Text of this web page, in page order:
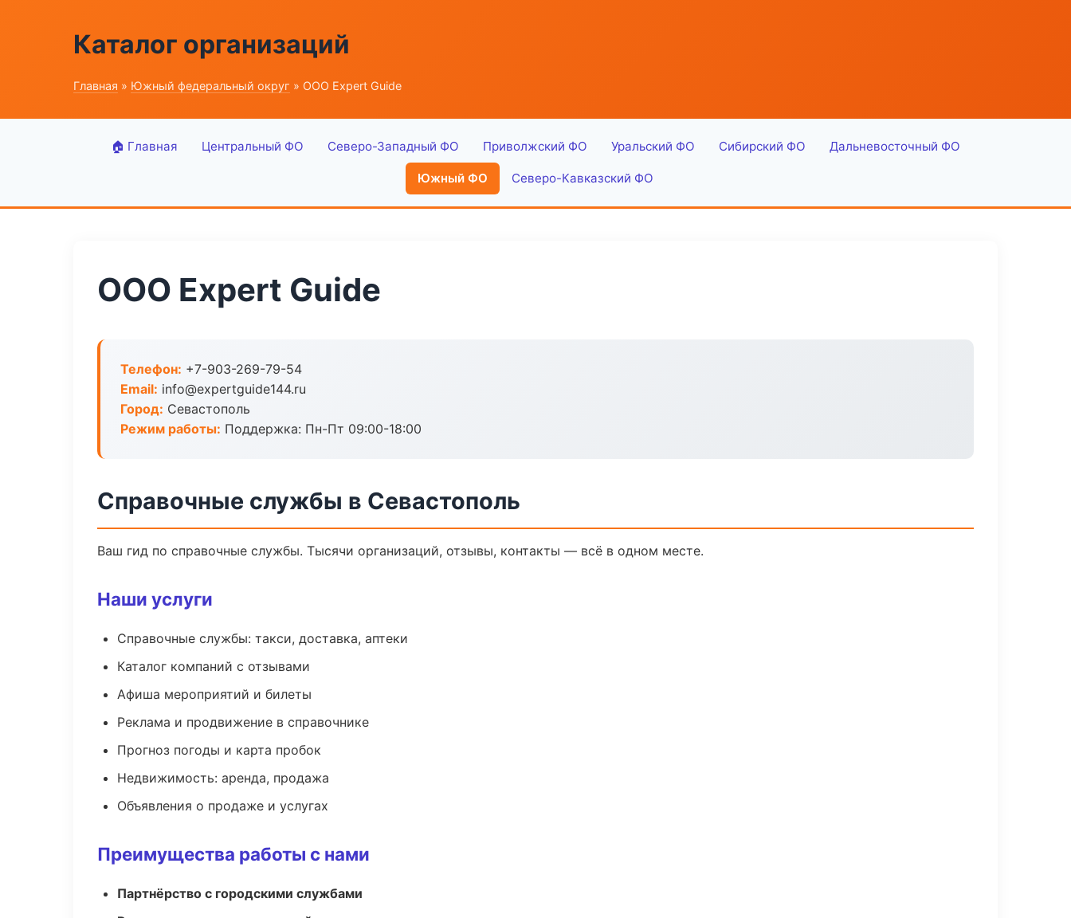
Каталог организаций
Главная » Южный федеральный округ » ООО Expert Guide
🏠 Главная Центральный ФО Северо-Западный ФО Приволжский ФО Уральский ФО Сибирский ФО Дальневосточный ФО
Южный ФО Северо-Кавказский ФО
ООО Expert Guide
Телефон: +7-903-269-79-54
Email: info@expertguide144.ru
Город: Севастополь
Режим работы: Поддержка: Пн-Пт 09:00-18:00
Справочные службы в Севастополь
Ваш гид по справочные службы. Тысячи организаций, отзывы, контакты — всё в одном месте.
Наши услуги
Справочные службы: такси, доставка, аптеки
Каталог компаний с отзывами
Афиша мероприятий и билеты
Реклама и продвижение в справочнике
Прогноз погоды и карта пробок
Недвижимость: аренда, продажа
Объявления о продаже и услугах
Преимущества работы с нами
Партнёрство с городскими службами